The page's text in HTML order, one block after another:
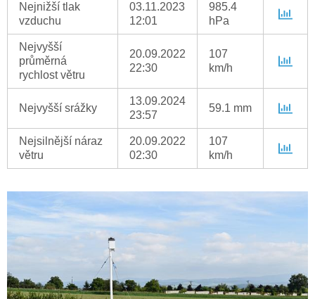
Nejnižší tlak
vzduchu
03.11.2023
12:01
985.4
hPa
Nejvyšší
průměrná
rychlost větru
20.09.2022
22:30
107
km/h
Nejvyšší srážky
13.09.2024
23:57
59.1 mm
Nejsilnější náraz
větru
20.09.2022
02:30
107
km/h